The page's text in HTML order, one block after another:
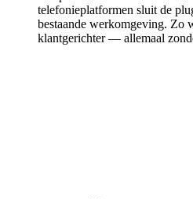
telefonieplatformen sluit de
bestaande werkomgeving. Zo
klantgerichter — allemaal